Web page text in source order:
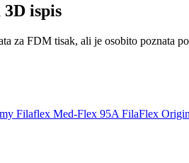
ispis
za FDM tisak, ali je osobito
Filaflex Med-Flex 95A FilaFlex